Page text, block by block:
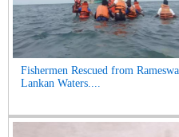
Fishermen Rescued from
Lankan Waters....